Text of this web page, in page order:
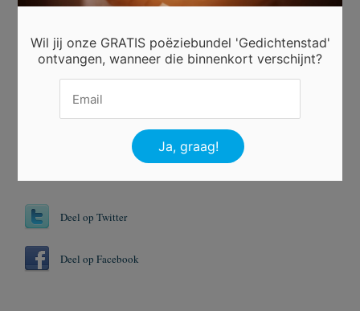
Beoordeel dit gedicht
Er is 14 keer gestemd.
Deel op Twitter
Deel op Facebook
Wil jij onze GRATIS poëziebundel 'Gedichtenstad'
ontvangen, wanneer die binnenkort verschijnt?